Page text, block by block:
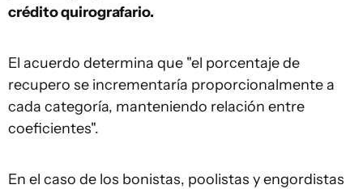
crédito quirografario.
El acuerdo determina que "el porcentaje de
recupero se incrementaría proporcionalmente a
cada categoría, manteniendo relación entre
coeficientes".
En el caso de los bonistas, poolistas y engordistas